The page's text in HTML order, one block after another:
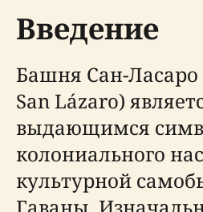
Введение
Башня Сан-Ласаро
San Lázaro)
выдающимся
колониального
культурной